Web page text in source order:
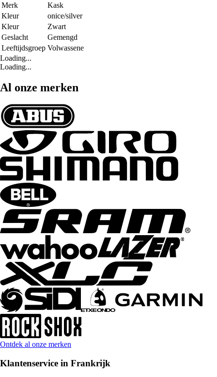
Merk
Kask
Kleur
onice/silver
Kleur
Zwart
Geslacht
Gemengd
Leeftijdsgroep Volwassene
Loading...
Loading...
Al onze merken
Ontdek al onze merken
Klantenservice in Frankrijk